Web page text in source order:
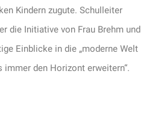
Kindern zugute. Schulleiter
die Initiative von Frau Brehm und
Einblicke in die „moderne Welt
den Horizont erweitern“.